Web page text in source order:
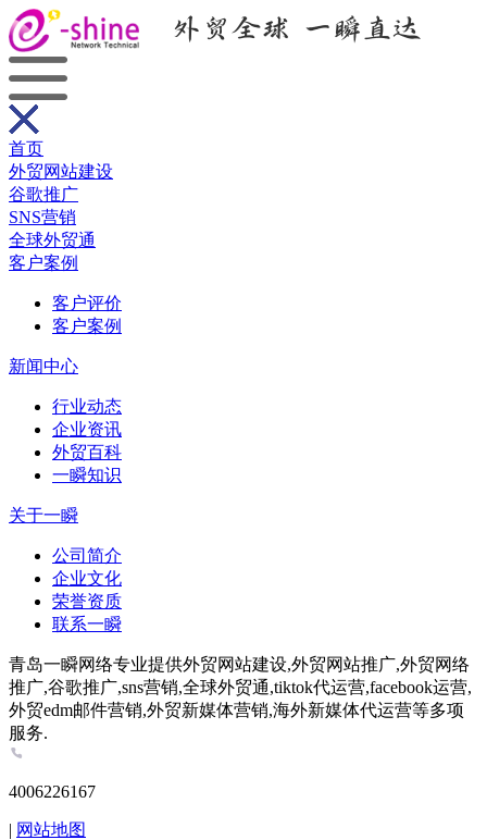
首页
外贸网站建设
谷歌推广
SNS营销
全球外贸通
客户案例
客户评价
客户案例
新闻中心
行业动态
企业资讯
外贸百科
一瞬知识
关于一瞬
公司简介
企业文化
荣誉资质
联系一瞬
青岛一瞬网络专业提供外贸网站建设,外贸网站推广,外贸网络
推广,谷歌推广,sns营销,全球外贸通,tiktok代运营,facebook运营,
外贸edm邮件营销,外贸新媒体营销,海外新媒体代运营等多项
服务.
4006226167
| 网站地图